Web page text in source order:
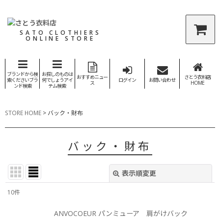
SATO CLOTHIERS
ONLINE STORE
ブランドから検
索くださいブラ
ンド検索
お探しのものは
何でしょうアイ
テム検索
おすすめニュー
ス
ログイン お問い合わせ
さとう衣料店
HOME
STORE HOME > バック・財布
バック・財布
表示順変更
10件
ANVOCOEUR パンミューア 肩がけバック